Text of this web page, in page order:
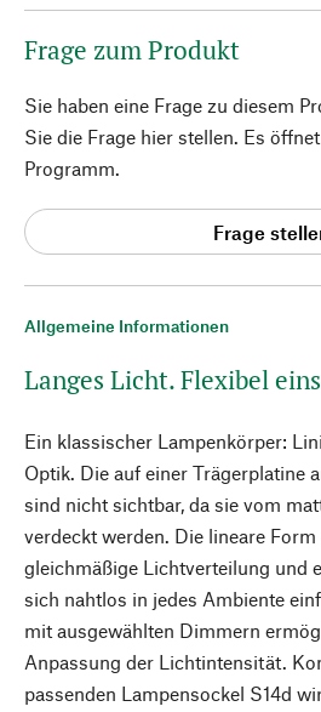
Allgemeine Informationen
Langes Licht. Flexibel
Ein klassischer Lampenkörper:
Optik. Die auf einer Trägerplatine
sind nicht sichtbar, da sie vom
verdeckt werden. Die lineare
gleichmäßige Lichtverteilung und
sich nahtlos in jedes Ambiente
mit ausgewählten Dimmern
Anpassung der Lichtintensität.
passenden Lampensockel S14d
Frage zum Produkt
Sie haben eine Frage zu diesem
Sie die Frage hier stellen. Es
Programm.
Frage